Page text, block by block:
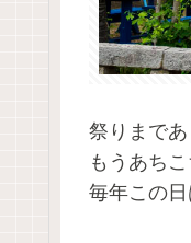
祭りまであ
もうあち
毎年この